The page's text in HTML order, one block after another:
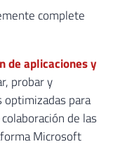
complete
de aplicaciones y
probar y
optimizadas para
de las
Microsoft